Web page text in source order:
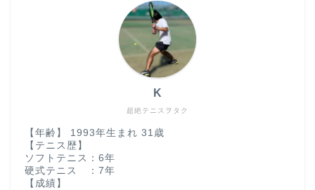
超絶テニスヲタク
K
【年齢】 1993年生まれ 31歳
【テニス歴】
ソフトテニス：6年
硬式テニス ：7年
【成績】